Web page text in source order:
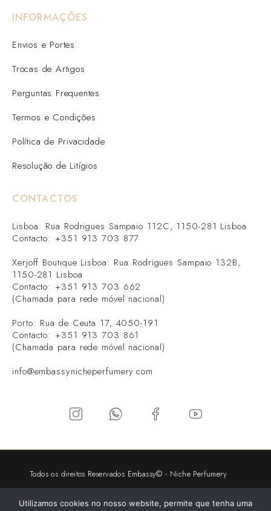
INFORMAÇÕES
Envios e Portes
Trocas de Artigos
Perguntas Frequentes
Termos e Condições
Política de Privacidade
Resolução de Litígios
CONTACTOS
Lisboa: Rua Rodrigues Sampaio 112C, 1150-281 Lisboa
Contacto: +351 913 703 877
Xerjoff Boutique Lisboa: Rua Rodrigues Sampaio 132B,
1150-281 Lisboa
Contacto: +351 913 703 662
(Chamada para rede móvel nacional)
Porto: Rua de Ceuta 17, 4050-191
Contacto: +351 913 703 861
(Chamada para rede móvel nacional)
info@embassynicheperfumery.com
Todos os direitos Reservados Embassy© - Niche Perfumery
Utilizamos cookies no nosso website, permite que tenha uma